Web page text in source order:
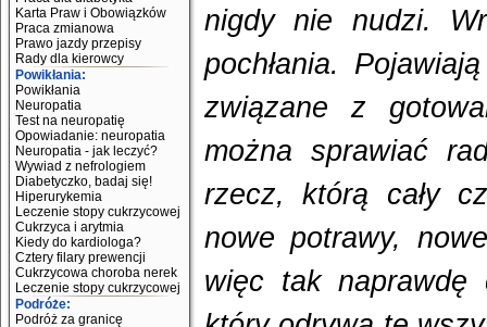
Karta Praw i Obowiązków
Praca zmianowa
Prawo jazdy przepisy
Rady dla kierowcy
Powikłania:
Powikłania
Neuropatia
Test na neuropatię
Opowiadanie: neuropatia
Neuropatia - jak leczyć?
Wywiad z nefrologiem
Diabetyczko, badaj się!
Hiperurykemia
Leczenie stopy cukrzycowej
Cukrzyca i arytmia
Kiedy do kardiologa?
Cztery filary prewencji
Cukrzycowa choroba nerek
Leczenie stopy cukrzycowej
Podróże:
Podróż za granicę
nigdy nie nudzi.
pochłania.
związane z
można sprawiać
rzecz, którą cały
nowe potrawy,
więc tak naprawdę